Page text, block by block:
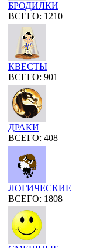
БРОДИЛКИ
ВСЕГО: 1210
КВЕСТЫ
ВСЕГО: 901
ДРАКИ
ВСЕГО: 408
ЛОГИЧЕСКИЕ
ВСЕГО: 1808